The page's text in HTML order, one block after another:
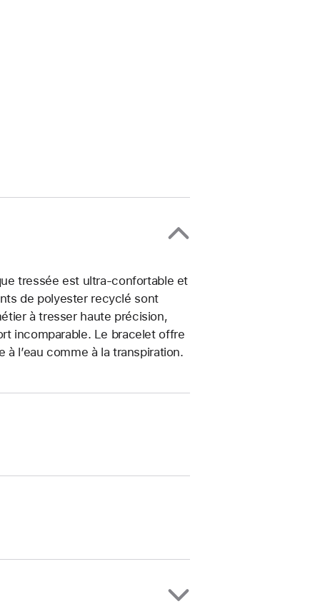
tressée est ultra-confortable et
de polyester recyclé sont
à tresser haute précision,
incomparable. Le bracelet offre
l’eau comme à la transpiration.